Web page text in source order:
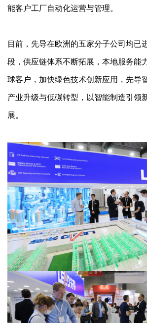
能客户工厂自动化运营与管理。
目前，先导在欧洲的五家分子公司均已
段，供应链体系不断拓展，本地服务能
球客户，加快绿色技术创新应用，先导
产业升级与低碳转型，以智能制造引领
展。